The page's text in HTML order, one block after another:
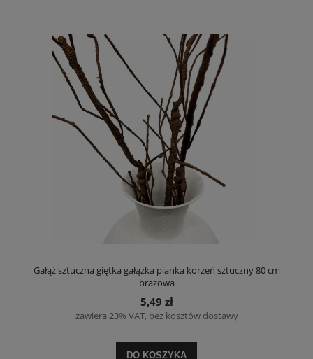
Gałąź sztuczna giętka gałązka pianka korzeń sztuczny 80 cm
brązowa
5,49 zł
zawiera 23% VAT, bez kosztów dostawy
DO KOSZYKA